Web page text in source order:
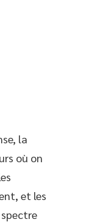
la
où on
et les